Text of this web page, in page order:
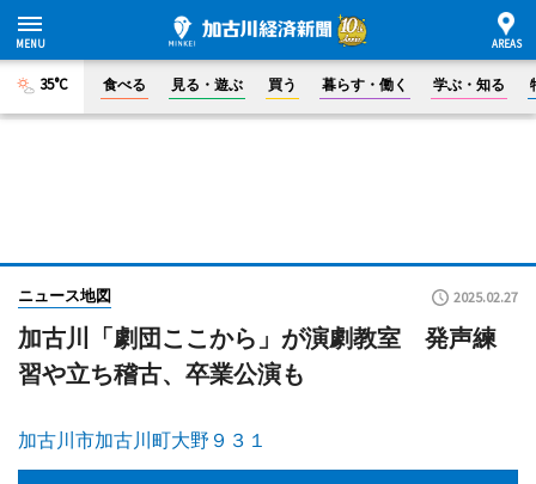
35°C 食べる 見る・遊ぶ 買う 暮らす・働く 学ぶ・知る
ニュース地図 2025.02.27
加古川「劇団ここから」が演劇教室 発声練
習や立ち稽古、卒業公演も
加古川市加古川町大野９３１